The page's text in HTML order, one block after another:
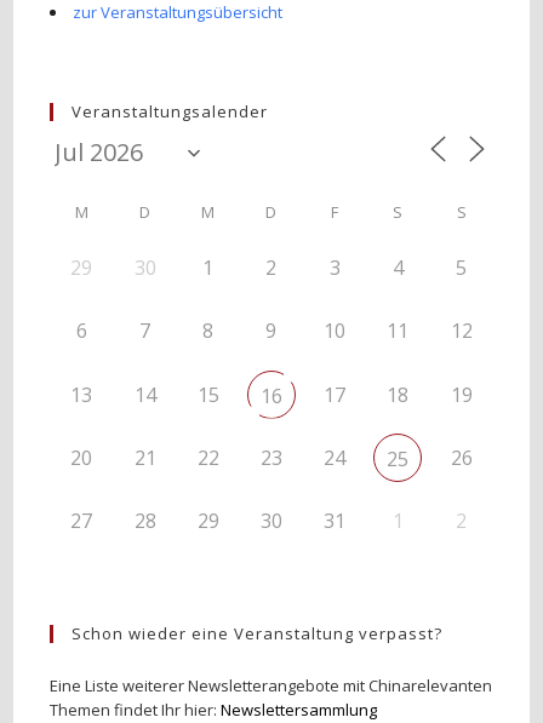
zur Veranstaltungsübersicht
Veranstaltungsalender
M D M D F S S
29 30 1 2 3 4 5
6 7 8 9 10 11 12
13 14 15 16 17 18 19
20 21 22 23 24 25 26
27 28 29 30 31 1 2
Schon wieder eine Veranstaltung verpasst?
Eine Liste weiterer Newsletterangebote mit Chinarelevanten
Themen findet Ihr hier:Newslettersammlung